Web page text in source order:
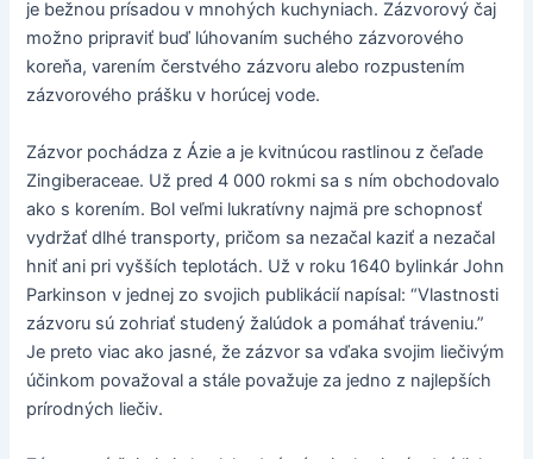
je bežnou prísadou v mnohých kuchyniach. Zázvorový čaj
možno pripraviť buď lúhovaním suchého zázvorového
koreňa, varením čerstvého zázvoru alebo rozpustením
zázvorového prášku v horúcej vode.
Zázvor pochádza z Ázie a je kvitnúcou rastlinou z čeľade
Zingiberaceae. Už pred 4 000 rokmi sa s ním obchodovalo
ako s korením. Bol veľmi lukratívny najmä pre schopnosť
vydržať dlhé transporty, pričom sa nezačal kaziť a nezačal
hniť ani pri vyšších teplotách. Už v roku 1640 bylinkár John
Parkinson v jednej zo svojich publikácií napísal: “Vlastnosti
zázvoru sú zohriať studený žalúdok a pomáhať tráveniu.”
Je preto viac ako jasné, že zázvor sa vďaka svojim liečivým
účinkom považoval a stále považuje za jedno z najlepších
prírodných liečiv.